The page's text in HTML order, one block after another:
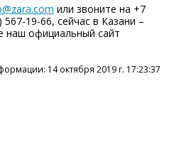
или звоните на +7
19-66, сейчас в Казани –
наш официальный сайт
14 октября 2019 г. 17:23:37